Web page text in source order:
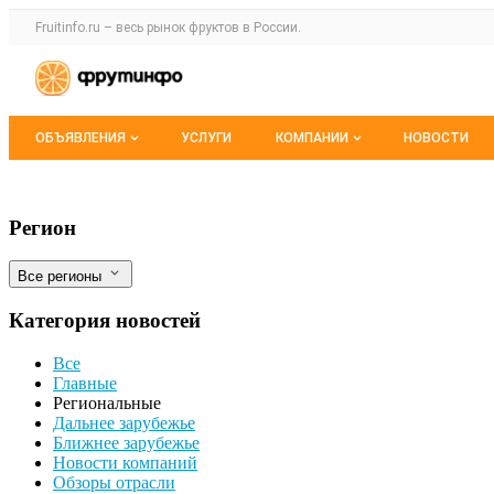
Раздел навигации по сайту fruitinfo.ru
Fruitinfo.ru – весь рынок фруктов в России.
Авторизация и меню пользователя
Навигация по разделам сайта fruitinfo.ru
ОБЪЯВЛЕНИЯ
Мои объявления
УСЛУГИ КОМПАНИИ НОВОСТИ
Объем сельхозпроизводства в
Фильтры
Регион
Все регионы
Категория новостей
Все
Главные
Региональные
Дальнее зарубежье
Ближнее зарубежье
Новости компаний
Обзоры отрасли